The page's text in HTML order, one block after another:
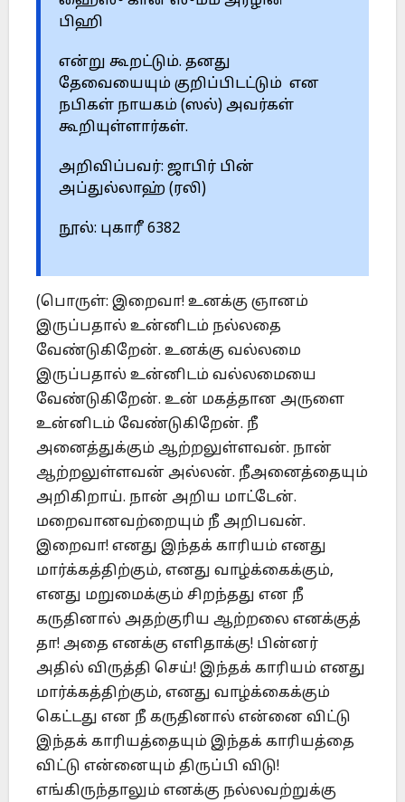
பிஹி
என்று கூறட்டும். தனது
தேவையையும் குறிப்பிடட்டும் என
நபிகள் நாயகம் (ஸல்) அவர்கள்
கூறியுள்ளார்கள்.
அறிவிப்பவர்: ஜாபிர் பின்
அப்துல்லாஹ் (ரலி)
நூல்: புகாரீ 6382
(பொருள்: இறைவா! உனக்கு ஞானம்
இருப்பதால் உன்னிடம் நல்லதை
வேண்டுகிறேன். உனக்கு வல்லமை
இருப்பதால் உன்னிடம் வல்லமையை
வேண்டுகிறேன். உன் மகத்தான அருளை
உன்னிடம் வேண்டுகிறேன். நீ
அனைத்துக்கும் ஆற்றலுள்ளவன். நான்
ஆற்றலுள்ளவன் அல்லன். நீஅனைத்தையும்
அறிகிறாய். நான் அறிய மாட்டேன்.
மறைவானவற்றையும் நீ அறிபவன்.
இறைவா! எனது இந்தக் காரியம் எனது
மார்க்கத்திற்கும், எனது வாழ்க்கைக்கும்,
எனது மறுமைக்கும் சிறந்தது என நீ
கருதினால் அதற்குரிய ஆற்றலை எனக்குத்
தா! அதை எனக்கு எளிதாக்கு! பின்னர்
அதில் விருத்தி செய்! இந்தக் காரியம் எனது
மார்க்கத்திற்கும், எனது வாழ்க்கைக்கும்
கெட்டது என நீ கருதினால் என்னை விட்டு
இந்தக் காரியத்தையும் இந்தக் காரியத்தை
விட்டு என்னையும் திருப்பி விடு!
எங்கிருந்தாலும் எனக்கு நல்லவற்றுக்கு